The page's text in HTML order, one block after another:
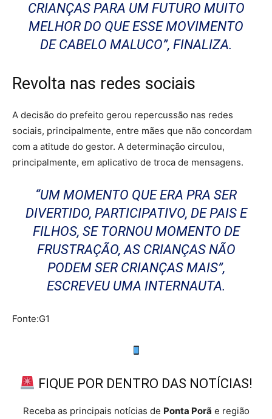
CRIANÇAS PARA UM FUTURO MUITO
MELHOR DO QUE ESSE MOVIMENTO
DE CABELO MALUCO”, FINALIZA.
Revolta nas redes sociais
A decisão do prefeito gerou repercussão nas redes
sociais, principalmente, entre mães que não concordam
com a atitude do gestor. A determinação circulou,
principalmente, em aplicativo de troca de mensagens.
“UM MOMENTO QUE ERA PRA SER
DIVERTIDO, PARTICIPATIVO, DE PAIS E
FILHOS, SE TORNOU MOMENTO DE
FRUSTRAÇÃO, AS CRIANÇAS NÃO
PODEM SER CRIANÇAS MAIS”,
ESCREVEU UMA INTERNAUTA.
Fonte:G1
FIQUE POR DENTRO DAS NOTÍCIAS!
Receba as principais notícias de Ponta Porã e região